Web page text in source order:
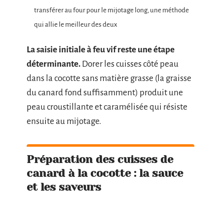
transférer au four pour le mijotage long, une méthode
qui allie le meilleur des deux
La saisie initiale à feu vif reste une étape
déterminante. Dorer les cuisses côté peau
dans la cocotte sans matière grasse (la graisse
du canard fond suffisamment) produit une
peau croustillante et caramélisée qui résiste
ensuite au mijotage.
Préparation des cuisses de
canard à la cocotte : la sauce
et les saveurs